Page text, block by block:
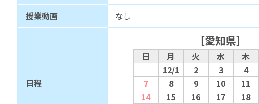
授業動画
なし
日程
［愛知県］
日 月 火 水 木
12/1
2 3 4
7
8 9 10 11
14
15 16 17 18